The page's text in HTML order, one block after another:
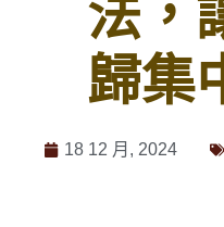
法，
歸集
18 12 月, 2024